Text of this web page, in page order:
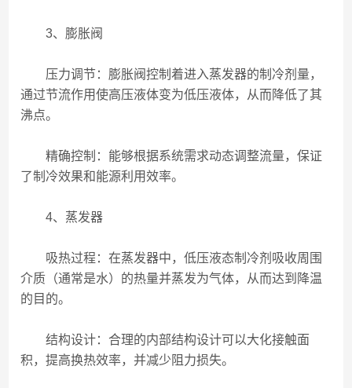
3、膨胀阀
压力调节：膨胀阀控制着进入蒸发器的制冷剂量，
通过节流作用使高压液体变为低压液体，从而降低了其
沸点。
精确控制：能够根据系统需求动态调整流量，保证
了制冷效果和能源利用效率。
4、蒸发器
吸热过程：在蒸发器中，低压液态制冷剂吸收周围
介质（通常是水）的热量并蒸发为气体，从而达到降温
的目的。
结构设计：合理的内部结构设计可以大化接触面
积，提高换热效率，并减少阻力损失。